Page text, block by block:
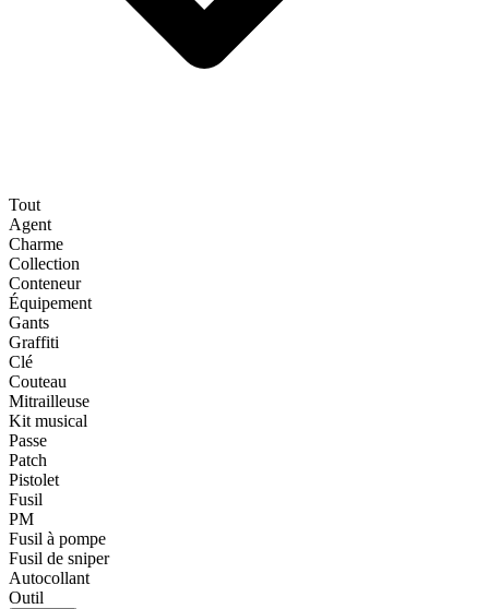
Tout
Agent
Charme
Collection
Conteneur
Équipement
Gants
Graffiti
Clé
Couteau
Mitrailleuse
Kit musical
Passe
Patch
Pistolet
Fusil
PM
Fusil à pompe
Fusil de sniper
Autocollant
Outil